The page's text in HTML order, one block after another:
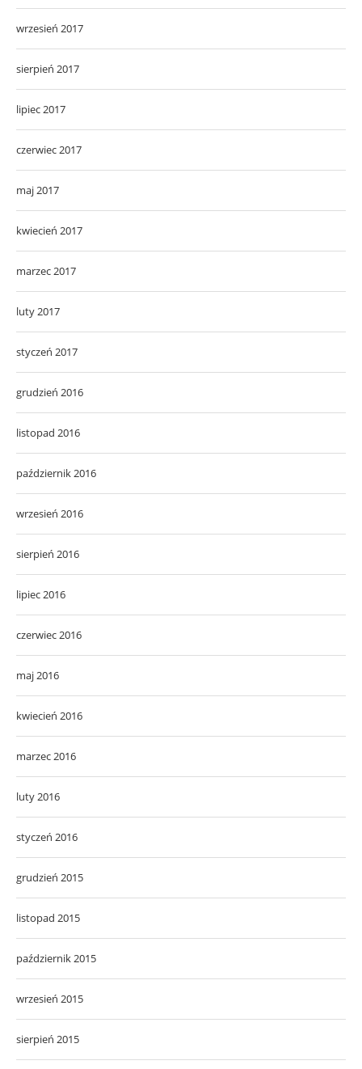
wrzesień 2017
sierpień 2017
lipiec 2017
czerwiec 2017
maj 2017
kwiecień 2017
marzec 2017
luty 2017
styczeń 2017
grudzień 2016
listopad 2016
październik 2016
wrzesień 2016
sierpień 2016
lipiec 2016
czerwiec 2016
maj 2016
kwiecień 2016
marzec 2016
luty 2016
styczeń 2016
grudzień 2015
listopad 2015
październik 2015
wrzesień 2015
sierpień 2015